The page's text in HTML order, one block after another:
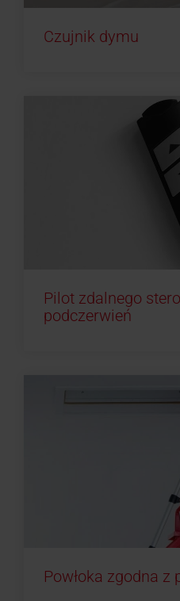
Czujnik dymu
Pilot zdalnego
podczerwień
Powłoka zgodna z